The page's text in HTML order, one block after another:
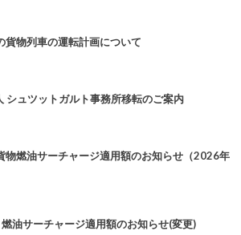
貨物列車の運転計画について
シュツットガルト事務所移転のご案内
物燃油サーチャージ適用額のお知らせ（2026年
油サーチャージ適用額のお知らせ(変更)